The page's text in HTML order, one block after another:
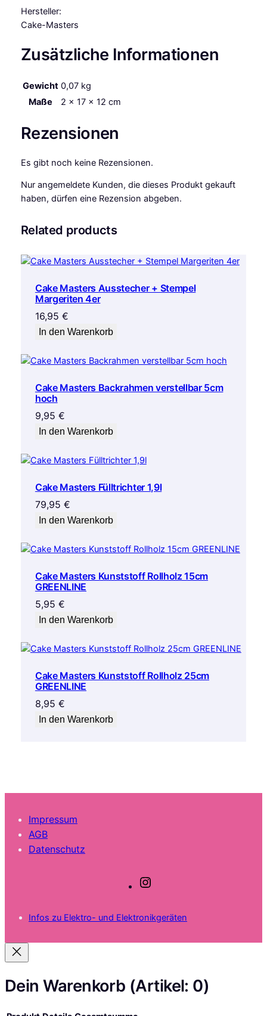
3
0
m
M
n
Hersteller:
Cake-Masters
Zusätzliche Informationen
Gewicht 0,07 kg
Maße
2 × 17 × 12 cm
Rezensionen
Es gibt noch keine Rezensionen.
Nur angemeldete Kunden, die dieses Produkt gekauft
haben, dürfen eine Rezension abgeben.
Related products
Cake Masters Ausstecher + Stempel
Margeriten 4er
16,95 €
In den Warenkorb
Cake Masters Backrahmen verstellbar 5cm
hoch
9,95 €
In den Warenkorb
Cake Masters Fülltrichter 1,9l
79,95 €
In den Warenkorb
Cake Masters Kunststoff Rollholz 15cm
GREENLINE
5,95 €
In den Warenkorb
Cake Masters Kunststoff Rollholz 25cm
GREENLINE
8,95 €
In den Warenkorb
Impressum
AGB
Datenschutz
t
m
Infos zu Elektro- und Elektronikgeräten
Dein Warenkorb (Artikel: 0)